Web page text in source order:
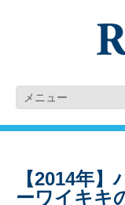
【2014年
ーワイキキ